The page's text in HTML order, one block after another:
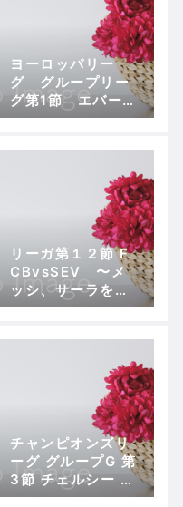
ヨーロッパリー
グ グループリー
グ第1節 エバート
ン対ヴォルフスブ
思議の負けなし〜
リーガ第１２節 F
CBvsSEV 〜メ
ッシ、サーラを抜
きさらに楽しみな
チャンピオンズリ
ーグ グループG 第
3節 チェルシー vs
NKマリボル